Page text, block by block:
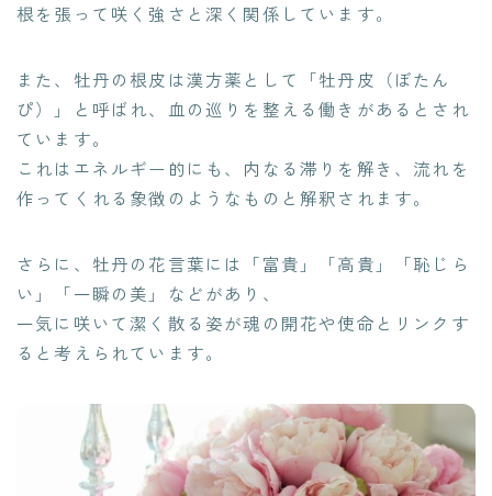
根を張って咲く強さと深く関係しています。
また、牡丹の根皮は漢方薬として「牡丹皮（ぼたん
ぴ）」と呼ばれ、血の巡りを整える働きがあるとされ
ています。
これはエネルギー的にも、内なる滞りを解き、流れを
作ってくれる象徴のようなものと解釈されます。
さらに、牡丹の花言葉には「富貴」「高貴」「恥じら
い」「一瞬の美」などがあり、
一気に咲いて潔く散る姿が魂の開花や使命とリンクす
ると考えられています。